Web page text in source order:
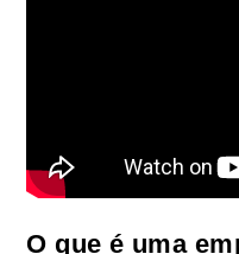
O que é uma